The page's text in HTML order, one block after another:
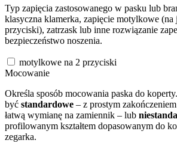
Typ zapięcia zastosowanego w pasku lub
klasyczna klamerka, zapięcie motylkowe (na
przyciski), zatrzask lub inne rozwiązanie
bezpieczeństwo noszenia.
motylkowe na 2 przyciski
Mocowanie
Określa sposób mocowania paska do
być standardowe – z prostym
łatwą wymianę na zamiennik – lub
profilowanym kształtem dopasowanym do
zegarka.